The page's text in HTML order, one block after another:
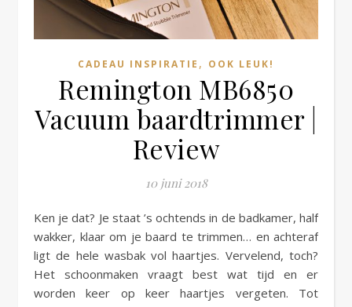
CADEAU INSPIRATIE , OOK LEUK!
Remington MB6850
Vacuum baardtrimmer |
Review
10 juni 2018
Ken je dat? Je staat ’s ochtends in de badkamer, half
wakker, klaar om je baard te trimmen… en achteraf
ligt de hele wasbak vol haartjes. Vervelend, toch?
Het schoonmaken vraagt best wat tijd en er
worden keer op keer haartjes vergeten. Tot